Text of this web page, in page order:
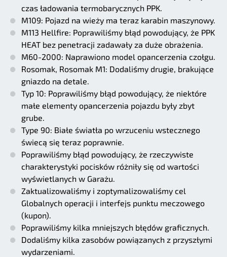
czas ładowania termobarycznych PPK.
M109: Pojazd na wieży ma teraz karabin maszynowy.
M113 Hellfire: Poprawiliśmy błąd powodujący, że PPK
HEAT bez penetracji zadawały za duże obrażenia.
M60-2000: Naprawiono model opancerzenia czołgu.
Rosomak, Rosomak M1: Dodaliśmy drugie, brakujące
gniazdo na detale.
Typ 10: Poprawiliśmy błąd powodujący, że niektóre
małe elementy opancerzenia pojazdu były zbyt
grube.
Type 90: Białe światła po wrzuceniu wstecznego
świecą się teraz poprawnie.
Poprawiliśmy błąd powodujący, że rzeczywiste
charakterystyki pocisków różniły się od wartości
wyświetlanych w Garażu.
Zaktualizowaliśmy i zoptymalizowaliśmy cel
Globalnych operacji i interfejs punktu meczowego
(kupon).
Poprawiliśmy kilka mniejszych błędów graficznych.
Dodaliśmy kilka zasobów powiązanych z przyszłymi
wydarzeniami.